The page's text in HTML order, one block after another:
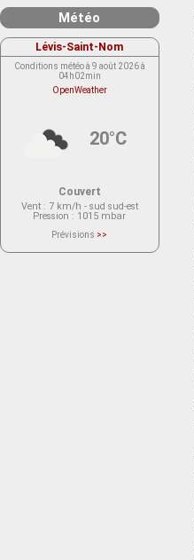
Météo
Lévis-Saint-Nom
Conditions météo à 9 août 2026 à
04h02min
OpenWeather
20°C
Couvert
Vent : 7 km/h - sud sud-est
Pression : 1015 mbar
Prévisions >>
actuellement aucune prévision